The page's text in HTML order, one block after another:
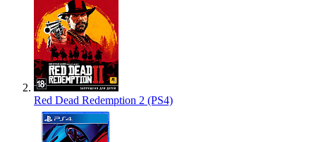
Red Dead Redemption 2 (PS4)